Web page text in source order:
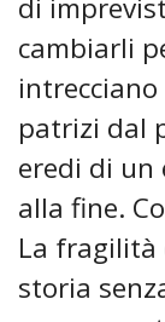
di
cambiarli
intrecciano
patrizi dal
eredi di un
alla fine.
La fragilità
storia